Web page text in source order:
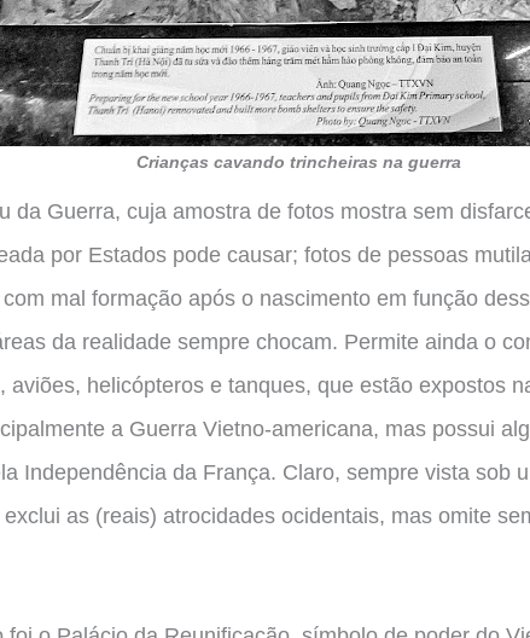
Crianças cavando trincheiras na guerra
da Guerra, cuja amostra de fotos mostra sem
por Estados pode causar; fotos de pessoas
mal formação após o nascimento em função
da realidade sempre chocam. Permite ainda o
aviões, helicópteros e tanques, que estão expostos
a Guerra Vietno-americana, mas possui
Independência da França. Claro, sempre vista sob
as (reais) atrocidades ocidentais, mas omite